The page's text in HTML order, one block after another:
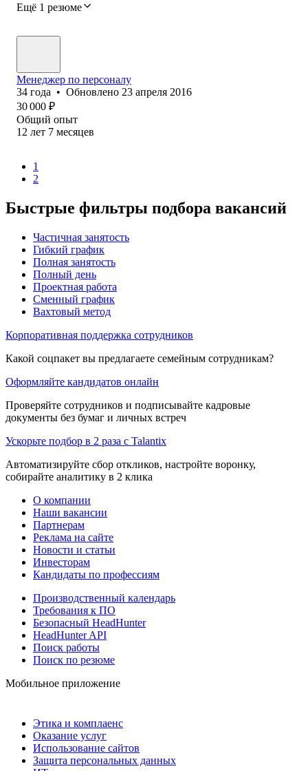
Ещё 1 резюме
Менеджер по персоналу
34 года • Обновлено 23 апреля 2016
30 000 ₽
Общий опыт
12 лет 7 месяцев
1
2
Быстрые фильтры подбора вакансий
Частичная занятость
Гибкий график
Полная занятость
Полный день
Проектная работа
Сменный график
Вахтовый метод
Корпоративная поддержка сотрудников
Какой соцпакет вы предлагаете семейным сотрудникам?
Оформляйте кандидатов онлайн
Проверяйте сотрудников и подписывайте кадровые
документы без бумаг и личных встреч
Ускорьте подбор в 2 раза с Talantix
Автоматизируйте сбор откликов, настройте воронку,
собирайте аналитику в 2 клика
О компании
Наши вакансии
Партнерам
Реклама на сайте
Новости и статьи
Инвесторам
Кандидаты по профессиям
Производственный календарь
Требования к ПО
Безопасный HeadHunter
HeadHunter API
Поиск работы
Поиск по резюме
Мобильное приложение
Этика и комплаенс
Оказание услуг
Использование сайтов
Защита персональных данных